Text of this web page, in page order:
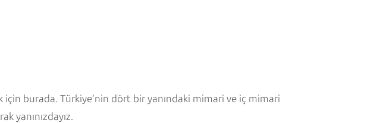
için burada. Türkiye’nin dört bir yanındaki mimari ve iç mimari
yanınızdayız.